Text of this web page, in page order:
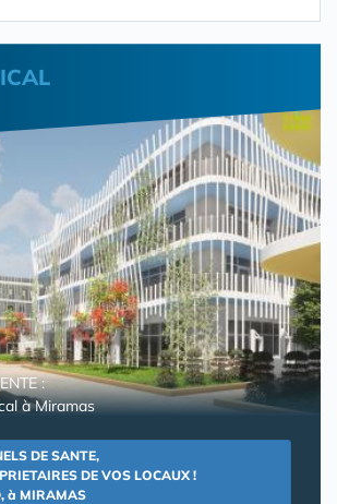
:
à Miramas
DE SANTE,
DE VOS LOCAUX !
à MIRAMAS